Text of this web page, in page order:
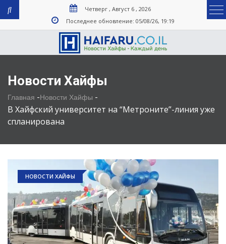
Четверг , Август 6 , 2026
Последнее обновление: 05/08/26, 19:19
Новости Хайфы
Главная -Новости Хайфы -
В Хайфский университет на “Метроните”-линия уже
спланирована
НОВОСТИ ХАЙФЫ